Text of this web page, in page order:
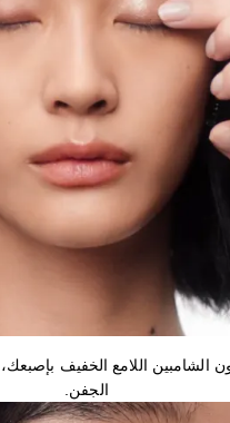
الشامبين اللامع الخفيف
الجفن.